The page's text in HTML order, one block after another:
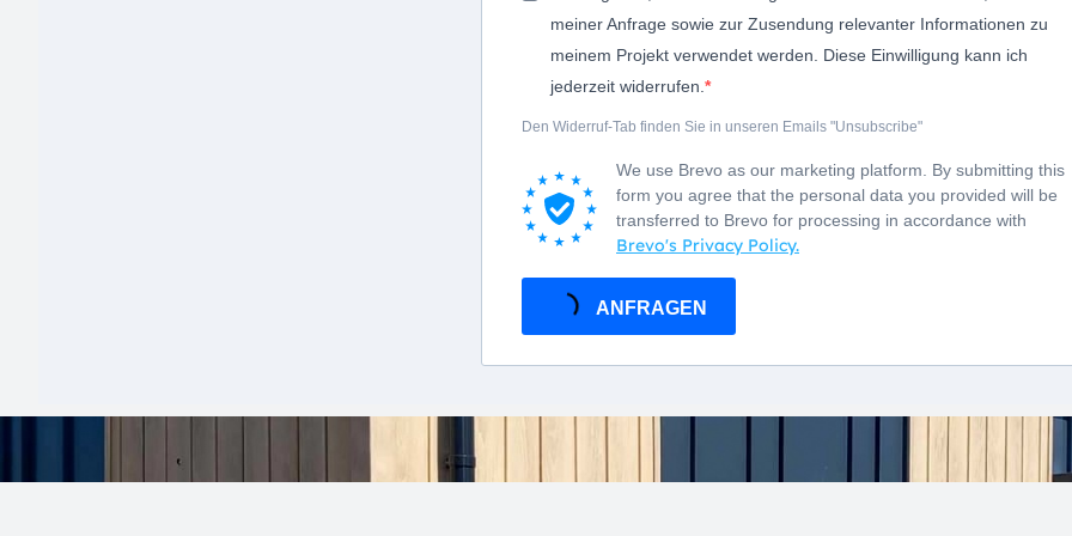
meiner Anfrage sowie zur Zusendung relevanter Informationen zu
meinem Projekt verwendet werden. Diese Einwilligung kann ich
jederzeit widerrufen.
Den Widerruf-Tab finden Sie in unseren Emails "Unsubscribe"
We use Brevo as our marketing platform. By submitting this
form you agree that the personal data you provided will be
transferred to Brevo for processing in accordance with
Brevo's Privacy Policy.
ANFRAGEN